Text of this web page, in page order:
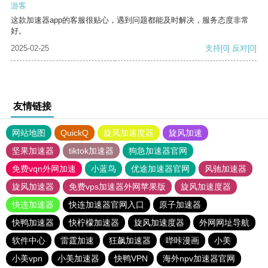
游客
这款加速器app的客服很贴心，遇到问题都能及时解决，服务态度非常
好。
2025-02-25
支持[0] 反对[0]
友情链接
网站地图 QuickQ 旋风加速度器
旋风加速
坚果加速器
tiktok加速器
狗急加速器官网
免费vqn外网加速
小蓝鸟 优途加速器官网
风驰加速器
旋风加速器
免费vps加速器外网苹果版
旋风加速度器
快连加速器
快连加速器官网入口
原子加速器
快鸭加速器
快柠檬加速器 旋风加速度器
外网网址导航
软件中心
雷霆加速 狂飙加速器 哔咔漫画
小美
小美vpn
小美加速器 快鸭VPN 海外npv加速器官网